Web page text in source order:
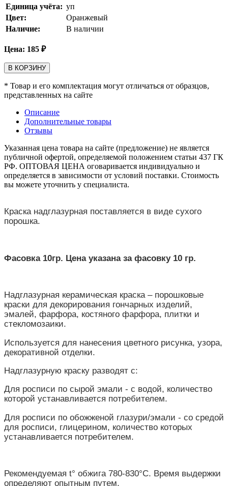
Единица учёта: уп
Цвет:
Оранжевый
Наличие:
В наличии
Цена: 185 ₽
В КОРЗИНУ
* Товар и его комплектация могут отличаться от образцов,
представленных на сайте
Описание
Дополнительные товары
Отзывы
Указанная цена товара на сайте (предложение) не является
публичной офертой, определяемой положением статьи 437 ГК
РФ. ОПТОВАЯ ЦЕНА оговаривается индивидуально и
определяется в зависимости от условий поставки. Стоимость
вы можете уточнить у специалиста.
Краска надглазурная поставляется в виде сухого
порошка.
Фасовка 10гр. Цена указана за фасовку 10 гр.
Надглазурная керамическая краска – порошковые
краски для декорирования гончарных изделий,
эмалей, фарфора, костяного фарфора, плитки и
стекломозаики.
Используется для нанесения цветного рисунка, узора,
декоративной отделки.
Надглазурную краску разводят с:
Для росписи по сырой эмали - с водой, количество
которой устанавливается потребителем.
Для росписи по обожженой глазури/эмали - со средой
для росписи, глицерином, количество которых
устанавливается потребителем.
Рекомендуемая t° обжига 780-830°С. Время выдержки
определяют опытным путем.